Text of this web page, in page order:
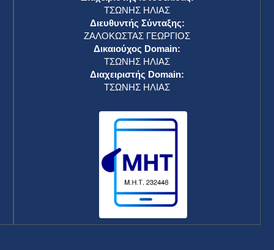
ΤΣΩΝΗΣ ΗΛΙΑΣ
Διευθυντής Σύνταξης:
ΖΑΛΟΚΩΣΤΑΣ ΓΕΩΡΓΙΟΣ
Δικαιούχος Domain:
ΤΣΩΝΗΣ ΗΛΙΑΣ
Διαχειριστής Domain:
ΤΣΩΝΗΣ ΗΛΙΑΣ